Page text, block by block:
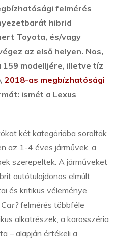
felmérés
hibrid
Toyota, és/vagy
az első helyen. Nos,
159 modelljére, illetve tíz
2018-as megbízhatósági
ismét a Lexus
két kategóriába sorolták
az 1-4 éves járművek, a
szerepeltek. A járműveket
autótulajdonos elmúlt
és kritikus véleménye
felmérés többféle
alkatrészek, a karosszéria
– alapján értékeli a